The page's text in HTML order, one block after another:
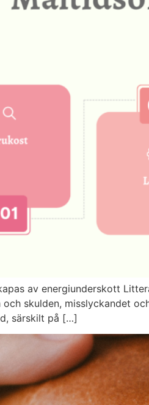
av energiunderskott
skulden, misslyckandet
särskilt på […]